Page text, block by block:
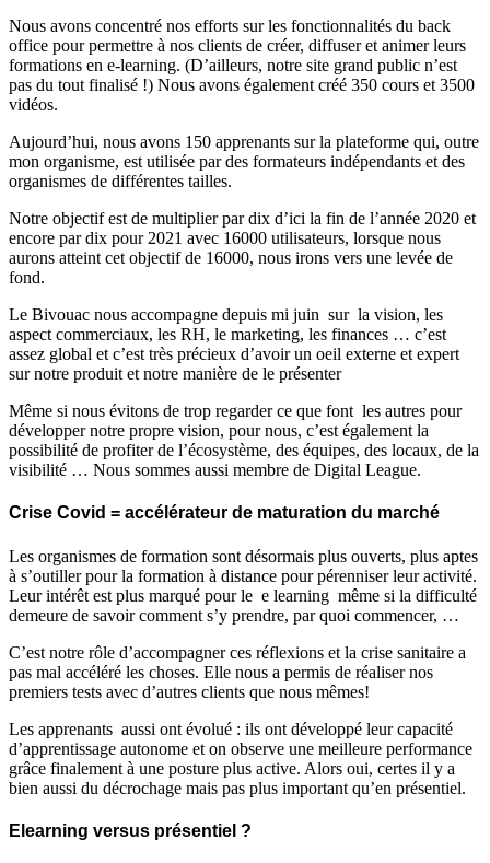
Nous avons concentré nos efforts sur les fonctionnalités du back
office pour permettre à nos clients de créer, diffuser et animer leurs
formations en e-learning. (D’ailleurs, notre site grand public n’est
pas du tout finalisé !) Nous avons également créé 350 cours et 3500
vidéos.
Aujourd’hui, nous avons 150 apprenants sur la plateforme qui, outre
mon organisme, est utilisée par des formateurs indépendants et des
organismes de différentes tailles.
Notre objectif est de multiplier par dix d’ici la fin de l’année 2020 et
encore par dix pour 2021 avec 16000 utilisateurs, lorsque nous
aurons atteint cet objectif de 16000, nous irons vers une levée de
fond.
Le Bivouac nous accompagne depuis mi juin sur la vision, les
aspect commerciaux, les RH, le marketing, les finances … c’est
assez global et c’est très précieux d’avoir un oeil externe et expert
sur notre produit et notre manière de le présenter
Même si nous évitons de trop regarder ce que font les autres pour
développer notre propre vision, pour nous, c’est également la
possibilité de profiter de l’écosystème, des équipes, des locaux, de la
visibilité … Nous sommes aussi membre de Digital League.
Crise Covid = accélérateur de maturation du marché
Les organismes de formation sont désormais plus ouverts, plus aptes
à s’outiller pour la formation à distance pour pérenniser leur activité.
Leur intérêt est plus marqué pour le e learning même si la difficulté
demeure de savoir comment s’y prendre, par quoi commencer, …
C’est notre rôle d’accompagner ces réflexions et la crise sanitaire a
pas mal accéléré les choses. Elle nous a permis de réaliser nos
premiers tests avec d’autres clients que nous mêmes!
Les apprenants aussi ont évolué : ils ont développé leur capacité
d’apprentissage autonome et on observe une meilleure performance
grâce finalement à une posture plus active. Alors oui, certes il y a
bien aussi du décrochage mais pas plus important qu’en présentiel.
Elearning versus présentiel ?